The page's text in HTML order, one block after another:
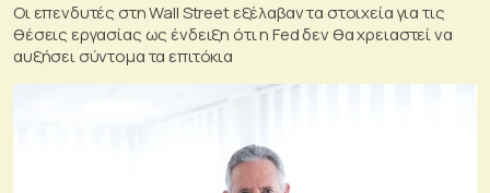
Οι επενδυτές στη Wall Street εξέλαβαν τα στοιχεία για τις
θέσεις εργασίας ως ένδειξη ότι η Fed δεν θα χρειαστεί να
αυξήσει σύντομα τα επιτόκια